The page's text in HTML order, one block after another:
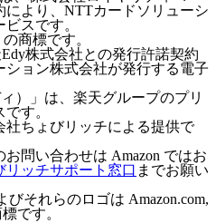
より、NTTカードソリューシ
スです。
商標です。
株式会社との発行許諾契約
ョン株式会社が発行する電子
）」は、楽天グループのプリ
す。
ちょびリッチによる提供で
問い合わせは Amazon ではお
リッチサポート窓口 までお願い
びそれらのロゴは Amazon.com,
です。